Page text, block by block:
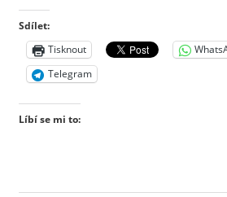
Sdílet:
Tisknout
Telegram
Líbí se mi to: